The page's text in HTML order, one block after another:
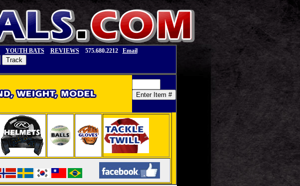
YOUTH BATS REVIEWS 575.680.2212 Email